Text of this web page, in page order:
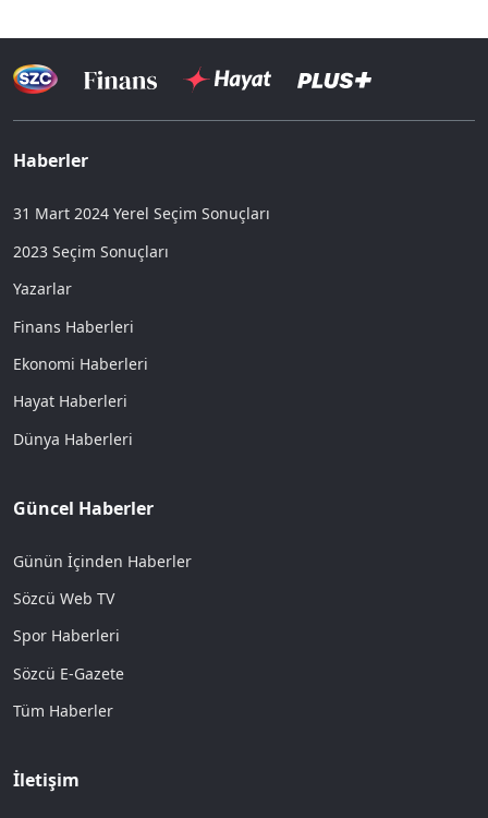
Haberler
31 Mart 2024 Yerel Seçim Sonuçları
2023 Seçim Sonuçları
Yazarlar
Finans Haberleri
Ekonomi Haberleri
Hayat Haberleri
Dünya Haberleri
Güncel Haberler
Günün İçinden Haberler
Sözcü Web TV
Spor Haberleri
Sözcü E-Gazete
Tüm Haberler
İletişim